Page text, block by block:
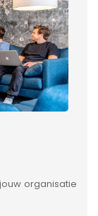
organisatie